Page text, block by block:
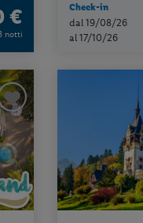
€
notti
Check-in
dal 19/08/26
al 17/10/26